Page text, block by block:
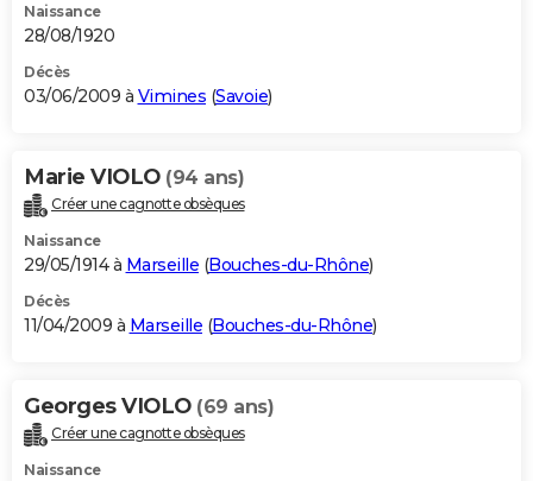
Naissance
28/08/1920
Décès
03/06/2009 à Vimines (Savoie)
Marie VIOLO (94 ans)
Créer une cagnotte obsèques
Naissance
29/05/1914 à Marseille (Bouches-du-Rhône)
Décès
11/04/2009 à Marseille (Bouches-du-Rhône)
Georges VIOLO (69 ans)
Créer une cagnotte obsèques
Naissance